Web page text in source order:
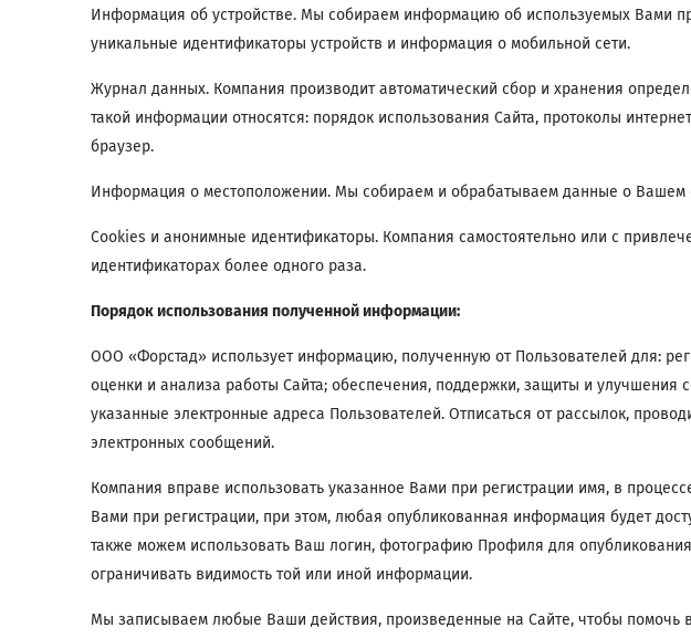
Информация об устройстве. Мы собираем информацию об используемых Вами
уникальные идентификаторы устройств и информация о мобильной сети.
Журнал данных. Компания производит автоматический сбор и хранения
такой информации относятся: порядок использования Сайта, протоколы
браузер.
Информация о местоположении. Мы собираем и обрабатываем данные о Вашем
Cookies и анонимные идентификаторы. Компания самостоятельно или с
идентификаторах более одного раза.
Порядок использования полученной информации:
ООО «Форстад» использует информацию, полученную от Пользователей для:
оценки и анализа работы Сайта; обеспечения, поддержки, защиты и
указанные электронные адреса Пользователей. Отписаться от рассылок,
электронных сообщений.
Компания вправе использовать указанное Вами при регистрации имя, в
Вами при регистрации, при этом, любая опубликованная информация будет
также можем использовать Ваш логин, фотографию Профиля для
ограничивать видимость той или иной информации.
Мы записываем любые Ваши действия, произведенные на Сайте, чтобы